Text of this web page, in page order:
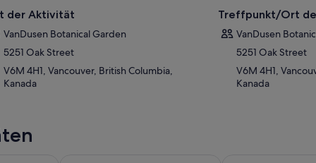
der Aktivität
VanDusen Botanical Garden
5251 Oak Street
V6M 4H1, Vancouver, British Columbia,
Kanada
Treffpunkt/Ort
VanDusen
5251 Oak Street
V6M 4H1,
Kanada